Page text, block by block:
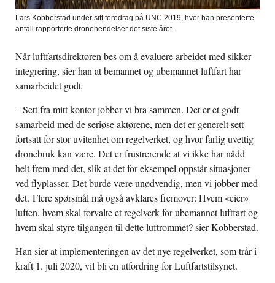
Lars Kobberstad under sitt foredrag på UNC 2019, hvor han presenterte
antall rapporterte dronehendelser det siste året.
Når luftfartsdirektøren bes om å evaluere arbeidet med sikker
integrering, sier han at bemannet og ubemannet luftfart har
samarbeidet godt.
– Sett fra mitt kontor jobber vi bra sammen. Det er et godt
samarbeid med de seriøse aktørene, men det er generelt sett
fortsatt for stor uvitenhet om regelverket, og hvor farlig uvettig
dronebruk kan være. Det er frustrerende at vi ikke har nådd
helt frem med det, slik at det for eksempel oppstår situasjoner
ved flyplasser. Det burde være unødvendig, men vi jobber med
det. Flere spørsmål må også avklares fremover: Hvem «eier»
luften, hvem skal forvalte et regelverk for ubemannet luftfart og
hvem skal styre tilgangen til dette luftrommet? sier Kobberstad.
Han sier at implementeringen av det nye regelverket, som trår i
kraft 1. juli 2020, vil bli en utfordring for Luftfartstilsynet.